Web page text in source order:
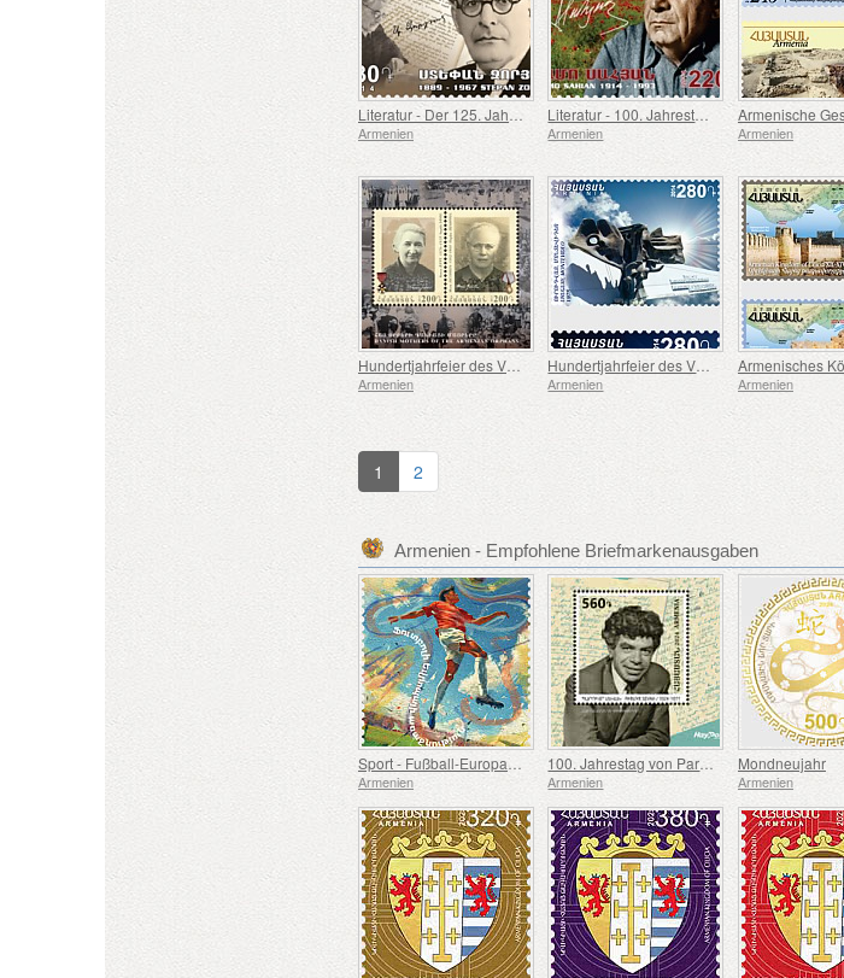
Literatur - Der 125. Jahrestag von Stephen Zorian
Armenien
Literatur - 100. Jahrestag von Hamo Sahian
Armenien Armenien
Hundertjahrfeier des Völkermords an den Armeniern - Dänische Mütter der armenischen Waisenkinder
Armenien
Hundertjahrfeier des Völkermords an den Armeniern- Denkmal in Uruguay, Frankreich, USA
Armenien Armenien
1 2
Armenien - Empfohlene Briefmarkenausgaben
Sport - Fußball-Europameisterschaft, Euro
Armenien
100. Jahrestag von Paruyr Sevak
Armenien
Mondneujahr
Armenien